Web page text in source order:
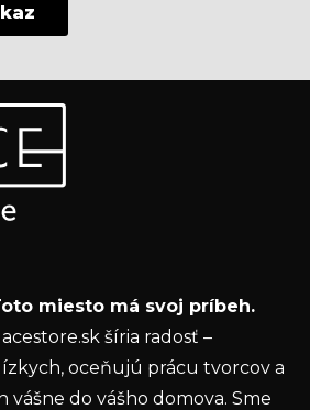
Vám budeme zasielať informácie
na našom e-shope.
údajovmiesto má svoj príbeh.
šíria radosť –
oceňujú prácu tvorcov a
vášne do vášho domova. Sme